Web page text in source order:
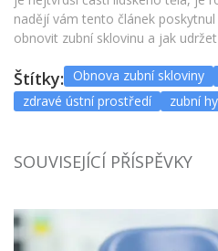
nadějí vám tento článek
obnovit zubní sklovinu a jak
Štítky: Obnova zubní skloviny
zdravé ústní prostředí
zubní
SOUVISEJÍCÍ PŘÍSPĚVKY